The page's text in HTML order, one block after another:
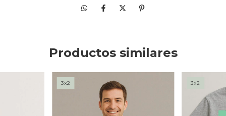
Productos similares
3x2 3x2